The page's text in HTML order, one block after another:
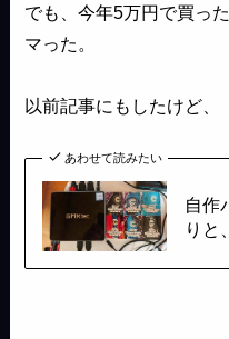
でも、今年5万円で買っ
マった。
以前記事にもしたけど、
あわせて読みたい
自作
りと